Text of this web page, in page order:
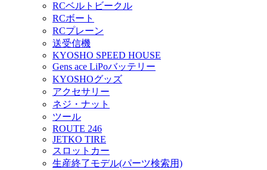
RCベルトビークル
RCボート
RCプレーン
送受信機
KYOSHO SPEED HOUSE
Gens ace LiPoバッテリー
KYOSHOグッズ
アクセサリー
ネジ・ナット
ツール
ROUTE 246
JETKO TIRE
スロットカー
生産終了モデル(パーツ検索用)